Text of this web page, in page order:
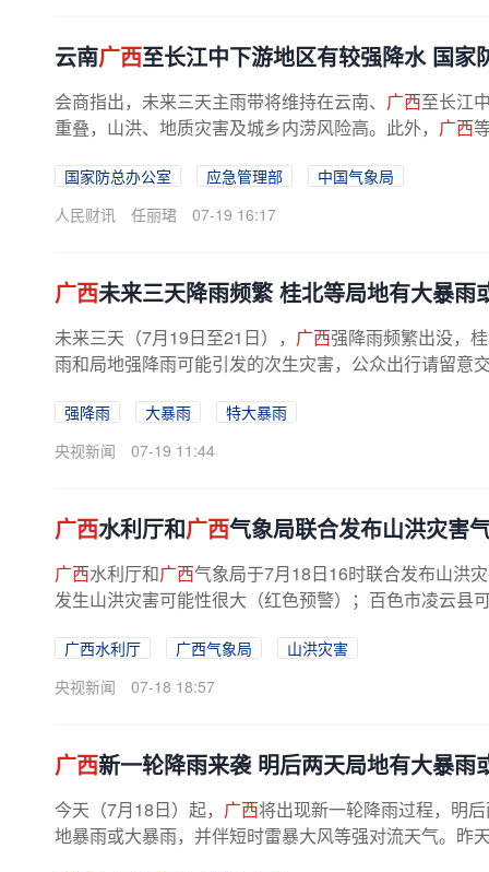
云南广西至长江中下游地区有较强降水 国家
会商指出，未来三天主雨带将维持在云南、 广西至长江
重叠，山洪、地质灾害及城乡内涝风险高。此外， 广西
国家防总办公室 应急管理部
中国气象局
人民财讯
任丽珺 07-19 16:17
广西未来三天降雨频繁 桂北等局地有大暴雨
未来三天（7月19日至21日）， 广西强降雨频繁出没，
雨和局地强降雨可能引发的次生灾害，公众出行请留意
强降雨 大暴雨
特大暴雨
央视新闻
07-19 11:44
广西水利厅和广西气象局联合发布山洪灾害
广西水利厅和广西气象局于7月18日16时联合发布山洪
发生山洪灾害可能性很大（红色预警）；百色市凌云县
广西水利厅 广西气象局
山洪灾害
央视新闻
07-18 18:57
广西新一轮降雨来袭 明后两天局地有大暴雨
今天（7月18日）起， 广西将出现新一轮降雨过程，明
地暴雨或大暴雨，并伴短时雷暴大风等强对流天气。昨